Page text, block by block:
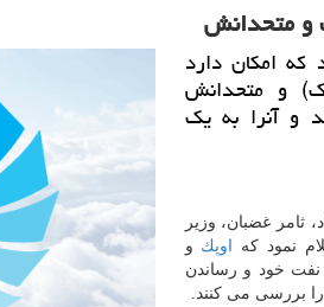
و متحدانش
امكان دارد
و متحدانش
و آنرا به یك
ثامر غضبان، وزیر
اوپك و
تولید نفت خود و رساندن